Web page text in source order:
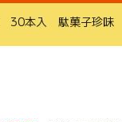
30本入 駄菓子珍味